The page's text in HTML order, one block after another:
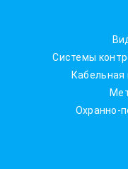
Системы
Охранно-